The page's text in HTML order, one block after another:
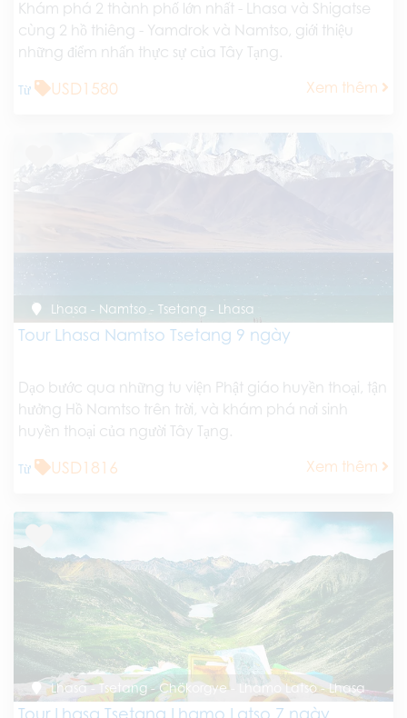
Khám phá 2 thành phố lớn nhất - Lhasa và Shigatse
cùng 2 hồ thiêng - Yamdrok và Namtso, giới thiệu
những điểm nhấn thực sự của Tây Tạng.
Từ USD1580 Xem thêm
Lhasa - Namtso - Tsetang - Lhasa
Tour Lhasa Namtso Tsetang 9 ngày
Dạo bước qua những tu viện Phật giáo huyền thoại, tận
hưởng Hồ Namtso trên trời, và khám phá nơi sinh
huyền thoại của người Tây Tạng.
Từ USD1816 Xem thêm
Lhasa - Tsetang - Chökorgye - Lhamo Latso - Lhasa
Tour Lhasa Tsetang Lhamo Latso 7 ngày